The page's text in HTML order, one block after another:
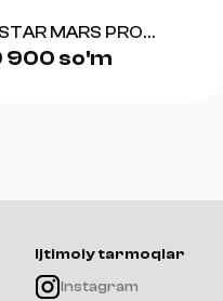
MARS PRO
900 so'm
Ijtimoiy tarmoqlar
Instagram